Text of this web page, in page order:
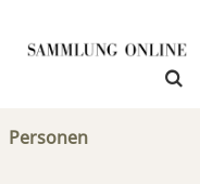
Personen